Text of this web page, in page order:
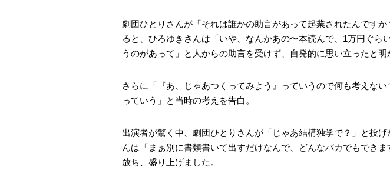
劇団ひとりさんが「それは誰かの助言があって起業されたんです
ると、ひろゆきさんは「いや、なんかあの〜本読んで、1万円ぐら
うのがあって」と人からの助言を受けず、自発的に思い立ったと明
さらに「『あ、じゃあつくってみよう』っていうので何も考えな
っていう」と当時の考えを告白。
出演者が驚く中、劇団ひとりさんが「じゃあ結構独学で？」と投げ
んは「まぁ別に書類書いて出すだけなんで、どんなバカでもでき
放ち、盛り上げました。